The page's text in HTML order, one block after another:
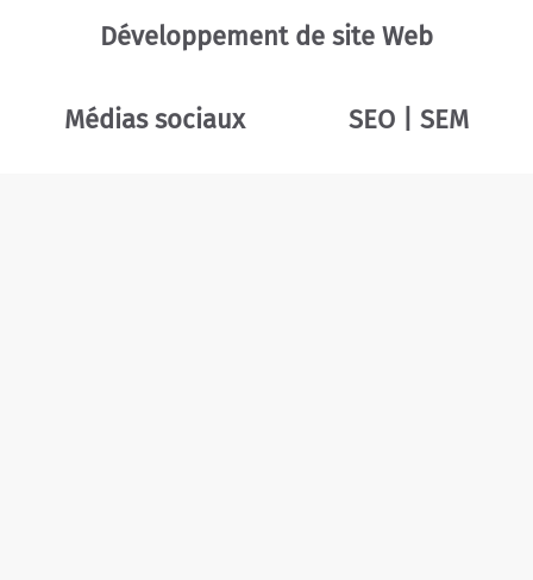
Développement de site Web
Médias sociaux SEO | SEM